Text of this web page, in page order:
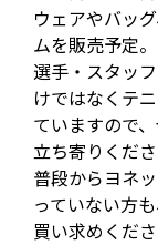
ウェアやバッ
ムを販売予定。
選手・スタッ
けではなくテ
ていますので
立ち寄りくださ
普段からヨネ
っていない方
買い求めくださ